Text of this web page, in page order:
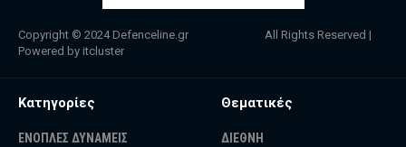
Copyright © 2024 Defenceline.gr All Rights Reserved |
Powered by itcluster
Κατηγορίες
ΕΝΟΠΛΕΣ ΔΥΝΑΜΕΙΣ
Θεματικές
ΔΙΕΘΝΗ